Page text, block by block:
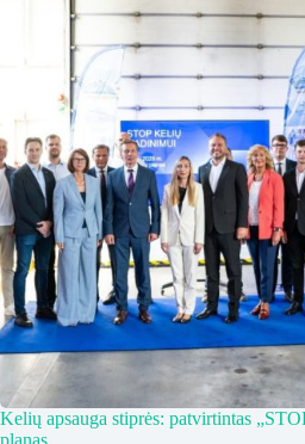
Kelių apsauga stiprės: patvirtintas